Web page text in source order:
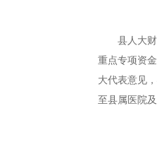
县人大
重点专项资
大代表意见
至县属医院